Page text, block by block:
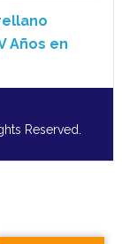
Años en
Reserved.